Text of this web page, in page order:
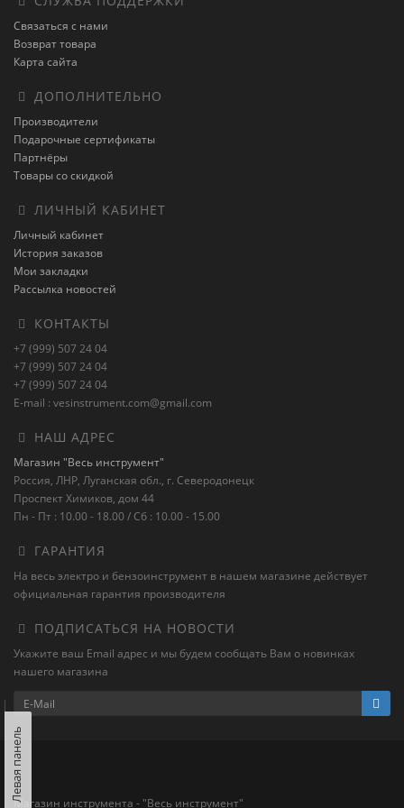
Связаться с нами
Возврат товара
Карта сайта
ДОПОЛНИТЕЛЬНО
Производители
Подарочные сертификаты
Партнёры
Товары со скидкой
ЛИЧНЫЙ КАБИНЕТ
Личный кабинет
История заказов
Мои закладки
Рассылка новостей
КОНТАКТЫ
+7 (999) 507 24 04
+7 (999) 507 24 04
+7 (999) 507 24 04
E-mail : vesinstrument.com@gmail.com
НАШ АДРЕС
Магазин "Весь инструмент"
Россия, ЛНР, Луганская обл., г. Северодонецк
Проспект Химиков, дом 44
Пн - Пт : 10.00 - 18.00 / Сб : 10.00 - 15.00
ГАРАНТИЯ
На весь электро и бензоинструмент в нашем магазине действует
официальная гарантия производителя
ПОДПИСАТЬСЯ НА НОВОСТИ
Укажите ваш Email адрес и мы будем сообщать Вам о новинках
нашего магазина
Магазин инструмента - "Весь инструмент"
Левая панель